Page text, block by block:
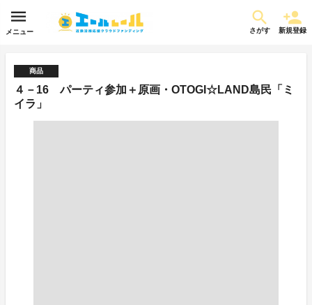
メニュー さがす 新規登録
商品
４－16 パーティ参加＋原画・OTOGI☆LAND島民「ミ
イラ」